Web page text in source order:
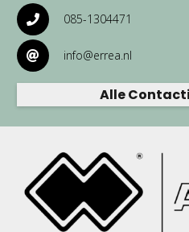
085-1304471
info@errea.nl
Alle